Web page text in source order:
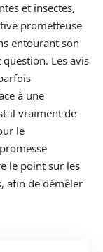
et insectes,
prometteuse
entourant son
Les avis
à une
il vraiment de
le
le point sur les
afin de démêler